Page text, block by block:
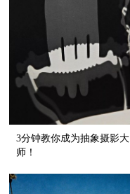
3分钟教你成为抽象摄影大
师！